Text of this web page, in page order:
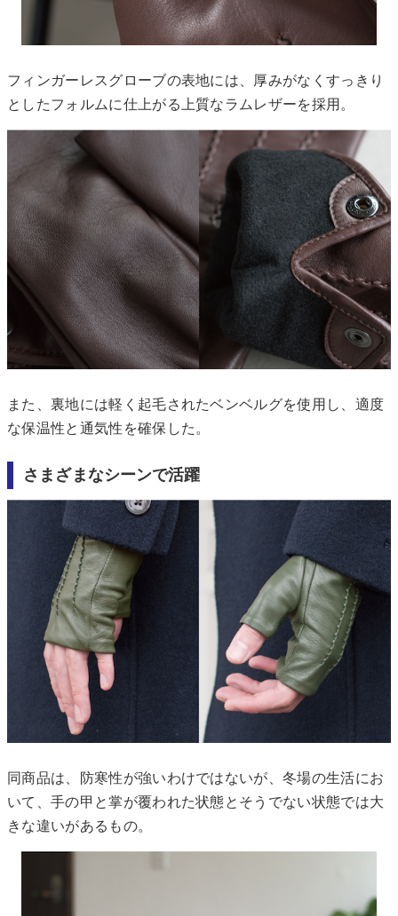
フィンガーレスグローブの表地には、厚みがなくすっきり
としたフォルムに仕上がる上質なラムレザーを採用。
また、裏地には軽く起毛されたベンベルグを使用し、適度
な保温性と通気性を確保した。
さまざまなシーンで活躍
同商品は、防寒性が強いわけではないが、冬場の生活にお
いて、手の甲と掌が覆われた状態とそうでない状態では大
きな違いがあるもの。